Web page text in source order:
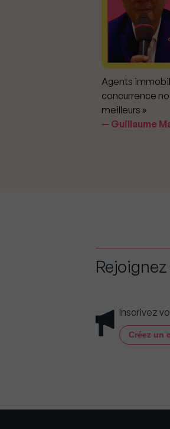
Agents
concurrence
meilleurs »
Guillaume
Inscrivez
Créez un